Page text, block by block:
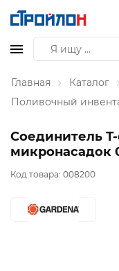
Главная Каталог
Поливочный
Соединитель
микронасадок
Код товара: 008200